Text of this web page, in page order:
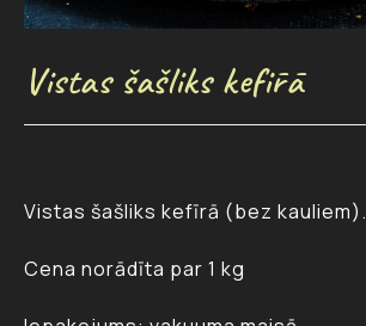
Vistas šašliks kefīrā
Vistas šašliks kefīrā (bez kauliem).
Cena norādīta par 1 kg